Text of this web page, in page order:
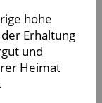
hohe
Erhaltung
und
Heimat